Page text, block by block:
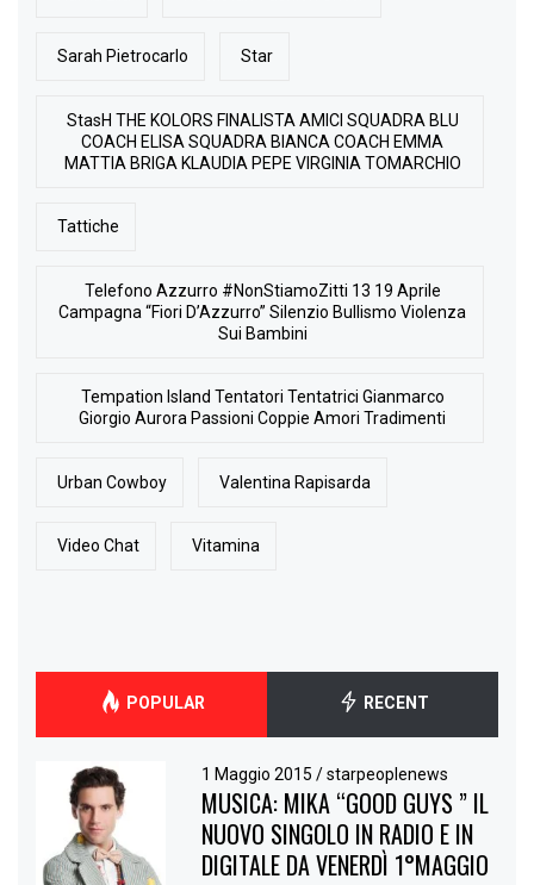
Sarah Pietrocarlo Star
StasH THE KOLORS FINALISTA AMICI SQUADRA BLU
COACH ELISA SQUADRA BIANCA COACH EMMA
MATTIA BRIGA KLAUDIA PEPE VIRGINIA TOMARCHIO
Tattiche
Telefono Azzurro #NonStiamoZitti 13 19 Aprile
Campagna “Fiori D’Azzurro” Silenzio Bullismo Violenza
Sui Bambini
Tempation Island Tentatori Tentatrici Gianmarco
Giorgio Aurora Passioni Coppie Amori Tradimenti
Urban Cowboy Valentina Rapisarda
Video Chat Vitamina
POPULAR RECENT
1 Maggio 2015/ starpeoplenews
MUSICA: MIKA “GOOD GUYS ” IL
NUOVO SINGOLO IN RADIO E IN
DIGITALE DA VENERDÌ 1°MAGGIO